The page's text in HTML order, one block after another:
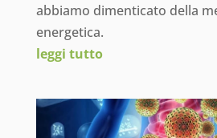
abbiamo dimenticato della
energetica.
leggi tutto